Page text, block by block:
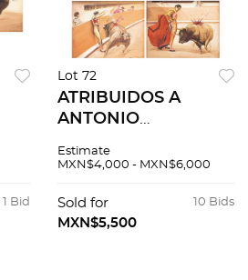
1 Bid
Lot 72
ATRIBUIDOS A
ANTONIO
PINTURAS DE
LANCES. Óleos sobre
tela. Firmados. 5
Estimate
MXN$4,000 - MXN$6,000
10 Bids
Sold for
MXN$5,500